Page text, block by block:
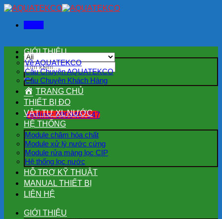
Skip
content
Tìm
kiếm:
Hotline: 0909407547
GIỚI THIỆU
Về AQUATEKCO
Câu Chuyện AQUATEKCO
Câu Chuyện Khách Hàng
TRANG CHỦ
THIẾT BỊ ĐO
VẬT TƯ XL NƯỚC
HỆ THỐNG
Module châm hóa chất
Module xử lý nước cứng
Module rửa màng lọc CIP
Hệ thống lọc nước
HỖ TRỢ KỸ THUẬT
MANUAL THIẾT BỊ
LIÊN HỆ
GIỚI THIỆU